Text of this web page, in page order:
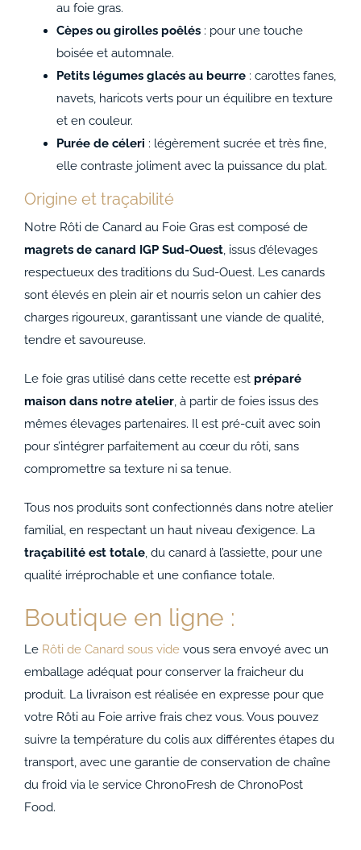
au foie gras.
Cèpes ou girolles poêlés: pour une touche
boisée et automnale.
Petits légumes glacés au beurre: carottes fanes,
navets, haricots verts pour un équilibre en texture
et en couleur.
Purée de céleri : légèrement sucrée et très fine,
elle contraste joliment avec la puissance du plat.
Origine et traçabilité
Notre Rôti de Canard au Foie Gras est composé de
magrets de canard IGP Sud-Ouest, issus d’élevages
respectueux des traditions du Sud-Ouest. Les canards
sont élevés en plein air et nourris selon un cahier des
charges rigoureux, garantissant une viande de qualité,
tendre et savoureuse.
Le foie gras utilisé dans cette recette est préparé
maison dans notre atelier, à partir de foies issus des
mêmes élevages partenaires. Il est pré-cuit avec soin
pour s’intégrer parfaitement au cœur du rôti, sans
compromettre sa texture ni sa tenue.
Tous nos produits sont confectionnés dans notre atelier
familial, en respectant un haut niveau d’exigence. La
traçabilité est totale, du canard à l’assiette, pour une
qualité irréprochable et une confiance totale.
Boutique en ligne :
Le Rôti de Canard sous videvous sera envoyé avec un
emballage adéquat pour conserver la fraicheur du
produit. La livraison est réalisée en expresse pour que
votre Rôti au Foie arrive frais chez vous. Vous pouvez
suivre la température du colis aux différentes étapes du
transport, avec une garantie de conservation de chaîne
du froid via le service ChronoFresh de ChronoPost
Food.